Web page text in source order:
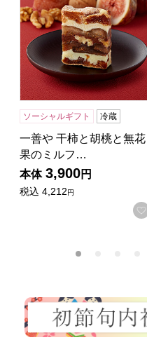
ソーシャルギフト 冷蔵
一善や 干柿と胡桃と無花
果のミルフ…
本体 3,900円
税込 4,212円